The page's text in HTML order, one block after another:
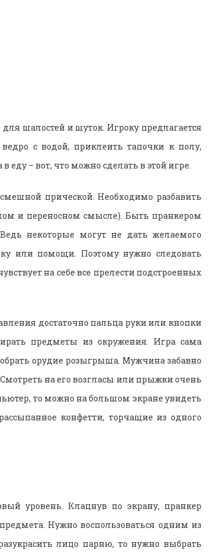
шалостей и шуток. Игроку предлагается
с водой, приклеить тапочки к полу,
еду – вот, что можно сделать в этой игре.
прической. Необходимо разбавить
и переносном смысле). Быть пранкером
некоторые могут не дать желаемого
или помощи. Поэтому нужно следовать
на себе все прелести подстроенных
достаточно пальца руки или кнопки
предметы из окружения. Игра сама
орудие розыгрыша. Мужчина забавно
на его возгласы или прыжки очень
то можно на большом экране увидеть
конфетти, торчащие из одного
уровень. Клацнув по экрану, пранкер
Нужно воспользоваться одним из
лицо парню, то нужно выбрать